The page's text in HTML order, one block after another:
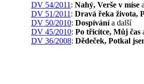
DV 54/2011 : Nahý, Verše v míse
DV 51/2011 : Dravá řeka života,
DV 50/2010: Dospívánía další
DV 45/2010: Po třicítce, Můj čas
DV 36/2008: Dědeček, Potkal